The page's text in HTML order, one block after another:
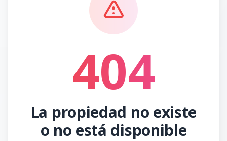
404
La propiedad no existe
o no está disponible